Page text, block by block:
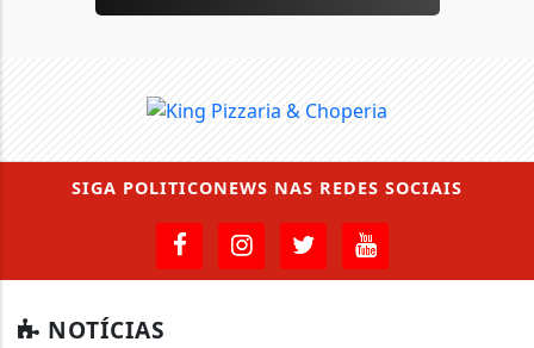
SIGA POLITICONEWS NAS REDES SOCIAIS
NOTÍCIAS